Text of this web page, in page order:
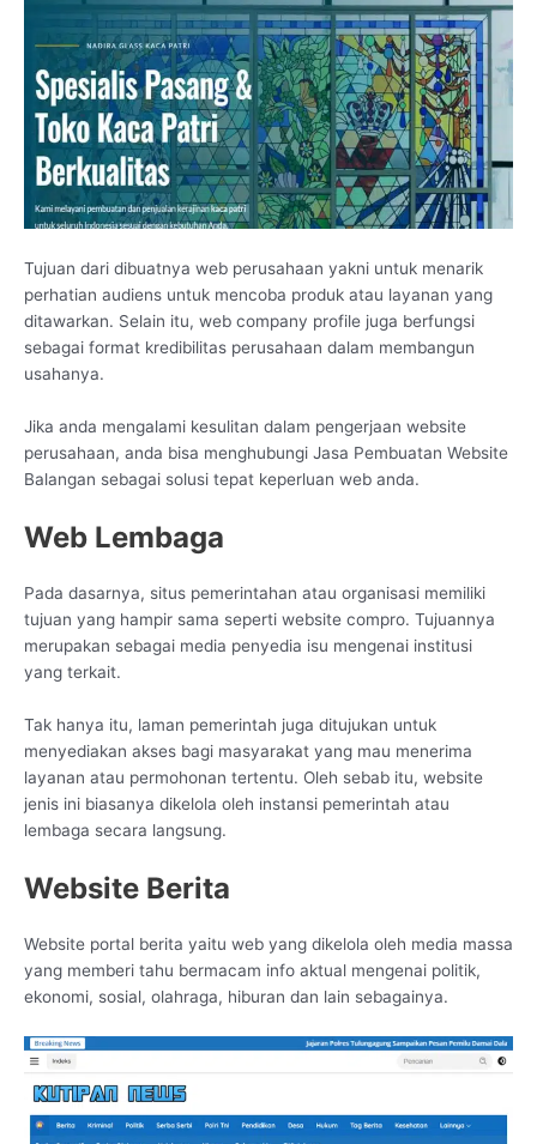
Tujuan dari dibuatnya web perusahaan yakni untuk menarik
perhatian audiens untuk mencoba produk atau layanan yang
ditawarkan. Selain itu, web company profile juga berfungsi
sebagai format kredibilitas perusahaan dalam membangun
usahanya.
Jika anda mengalami kesulitan dalam pengerjaan website
perusahaan, anda bisa menghubungi Jasa Pembuatan Website
Balangan sebagai solusi tepat keperluan web anda.
Web Lembaga
Pada dasarnya, situs pemerintahan atau organisasi memiliki
tujuan yang hampir sama seperti website compro. Tujuannya
merupakan sebagai media penyedia isu mengenai institusi
yang terkait.
Tak hanya itu, laman pemerintah juga ditujukan untuk
menyediakan akses bagi masyarakat yang mau menerima
layanan atau permohonan tertentu. Oleh sebab itu, website
jenis ini biasanya dikelola oleh instansi pemerintah atau
lembaga secara langsung.
Website Berita
Website portal berita yaitu web yang dikelola oleh media massa
yang memberi tahu bermacam info aktual mengenai politik,
ekonomi, sosial, olahraga, hiburan dan lain sebagainya.